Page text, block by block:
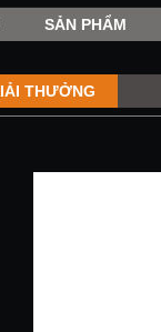
SẢN PHẨM
THƯỞNG